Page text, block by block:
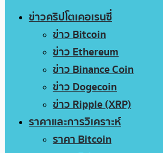
ข่าวคริปโตเคอเรนซี่
ข่าว Bitcoin
ข่าว Ethereum
ข่าว Binance Coin
ข่าว Dogecoin
ข่าว Ripple (XRP)
ราคาและการวิเคราะห์
ราคา Bitcoin